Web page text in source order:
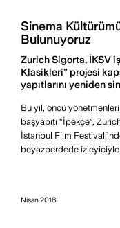
Sinema
Bulunuyoruz
Zurich Sigorta, İKSV
Klasikleri” projesi
yapıtlarını yeniden
Bu yıl, öncü
başyapıtı “İpekçe”,
İstanbul Film
beyazperdede izleyiciyle
Nisan 2018